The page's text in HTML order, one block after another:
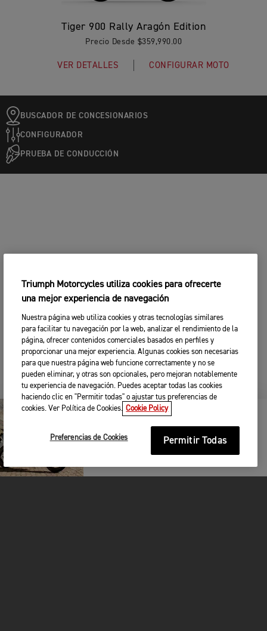
Tiger 900 Rally Aragón Edition
Precio Desde $359,990.00
VER DETALLES CONFIGURAR MOTO
BUSCADOR DE CONCESIONARIOS
CONFIGURADOR
PRUEBA DE CONDUCCIÓN
QUIERO ESTAR INFORMADO
Triumph Motorcycles utiliza cookies para ofrecerte
una mejor experiencia de navegación
Nuestra página web utiliza cookies y otras tecnologías similares
para facilitar tu navegación por la web, analizar el rendimiento de la
página, ofrecer contenidos comerciales basados en perfiles y
proporcionar una mejor experiencia. Algunas cookies son necesarias
para que nuestra página web funcione correctamente y no se
pueden eliminar, y otras son opcionales, pero mejoran notablemente
tu experiencia de navegación. Puedes aceptar todas las cookies
haciendo clic en "Permitir todas" o ajustar tus preferencias de
cookies. Ver Política de Cookies. Cookie Policy
Preferencias de Cookies Permitir Todas